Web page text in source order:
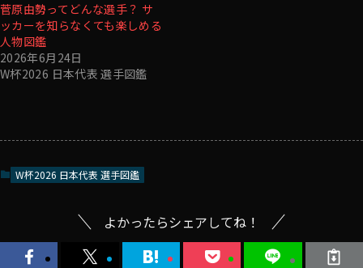
菅原由勢ってどんな選手？ サ
ッカーを知らなくても楽しめる
人物図鑑
2026年6月24日
W杯2026 日本代表 選手図鑑
W杯2026 日本代表 選手図鑑
よかったらシェアしてね！